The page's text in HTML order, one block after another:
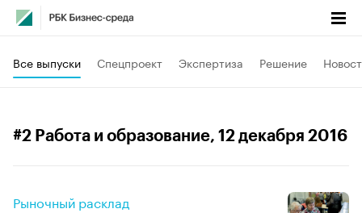
Все выпуски Спецпроект Экспертиза Решение
#2 Работа и образование, 12 декабря 2016
Рыночный расклад